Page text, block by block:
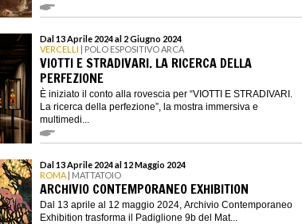
Dal 13 Aprile 2024 al 2 Giugno 2024
VERCELLI | POLO ESPOSITIVO ARCA
VIOTTI E STRADIVARI. LA RICERCA DELLA
PERFEZIONE
È iniziato il conto alla rovescia per “VIOTTI E STRADIVARI.
La ricerca della perfezione”, la mostra immersiva e
multimedi...
Dal 13 Aprile 2024 al 12 Maggio 2024
ROMA | MATTATOIO
ARCHIVIO CONTEMPORANEO EXHIBITION
Dal 13 aprile al 12 maggio 2024, Archivio Contemporaneo
Exhibition trasforma il Padiglione 9b del Mat...